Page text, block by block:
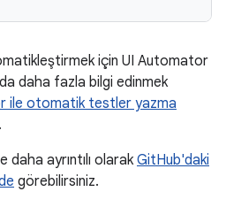
için UI Automator
daha fazla bilgi edinmek
ile otomatik testler yazma
ayrıntılı olarak GitHub'daki
görebilirsiniz.